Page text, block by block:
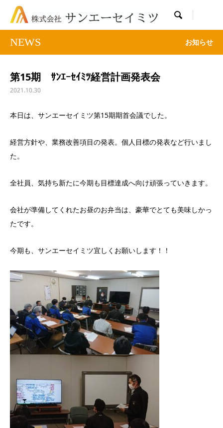

NEWS お知らせ
第15期 ｻﾝｴｰｾｲﾐﾂ経営計画発表会
2021.10.30
本日は、サンエーセイミツ第15期期首会議でした。
経営方針や、業務改善項目の発表。個人目標の発表など行いまし
た。
全社員、気持ち新たに今期も目標達成へ向け頑張っていきます。
会社が準備してくれたお昼のお弁当は、豪華でとても美味しかっ
たです。
今期も、サンエーセイミツ宜しくお願いします！！